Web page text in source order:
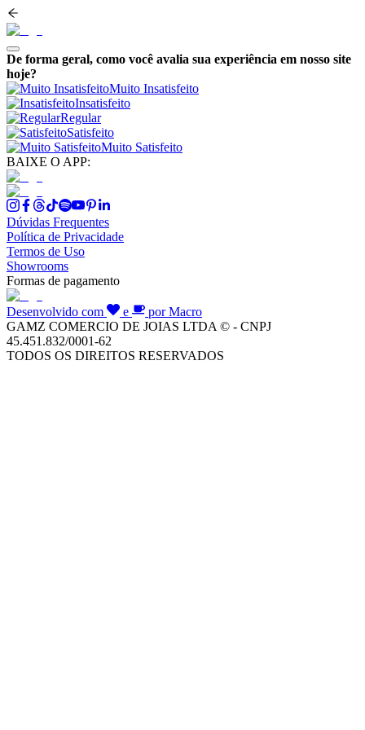
De forma geral, como você avalia sua experiência em nosso site
hoje?
Muito Insatisfeito
Insatisfeito
Regular
Satisfeito
Muito Satisfeito
BAIXE O APP:
Dúvidas Frequentes
Política de Privacidade
Termos de Uso
Showrooms
Formas de pagamento
Desenvolvido com e
por Macro
GAMZ COMERCIO DE JOIAS LTDA © - CNPJ
45.451.832/0001-62
TODOS OS DIREITOS RESERVADOS